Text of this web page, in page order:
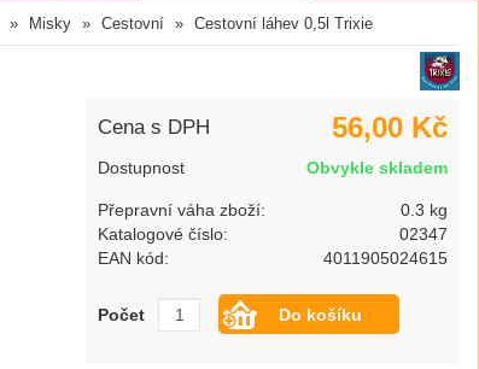
Misky Cestovní Cestovní láhev 0,5l Trixie
Cena s DPH 56,00 Kč
Dostupnost Obvykle skladem
Přepravní váha zboží:
0.3 kg
Katalogové číslo:
02347
EAN kód:
4011905024615
Počet